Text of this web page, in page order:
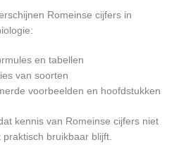
Romeinse cijfers in
en tabellen
van soorten
voorbeelden en hoofdstukken
kennis van Romeinse cijfers niet
bruikbaar blijft.